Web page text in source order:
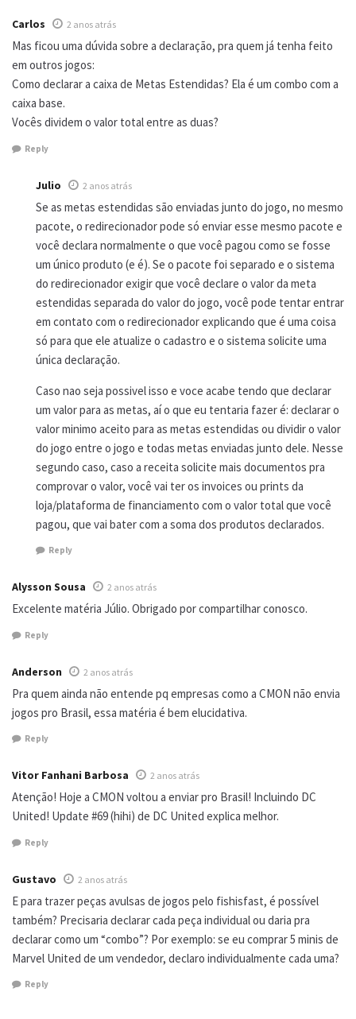
Carlos 2 anos atrás
Mas ficou uma dúvida sobre a declaração, pra quem já tenha feito
em outros jogos:
Como declarar a caixa de Metas Estendidas? Ela é um combo com a
caixa base.
Vocês dividem o valor total entre as duas?
Reply
Julio 2 anos atrás
Se as metas estendidas são enviadas junto do jogo, no mesmo
pacote, o redirecionador pode só enviar esse mesmo pacote e
você declara normalmente o que você pagou como se fosse
um único produto (e é). Se o pacote foi separado e o sistema
do redirecionador exigir que você declare o valor da meta
estendidas separada do valor do jogo, você pode tentar entrar
em contato com o redirecionador explicando que é uma coisa
só para que ele atualize o cadastro e o sistema solicite uma
única declaração.
Caso nao seja possivel isso e voce acabe tendo que declarar
um valor para as metas, aí o que eu tentaria fazer é: declarar o
valor minimo aceito para as metas estendidas ou dividir o valor
do jogo entre o jogo e todas metas enviadas junto dele. Nesse
segundo caso, caso a receita solicite mais documentos pra
comprovar o valor, você vai ter os invoices ou prints da
loja/plataforma de financiamento com o valor total que você
pagou, que vai bater com a soma dos produtos declarados.
Reply
Alysson Sousa 2 anos atrás
Excelente matéria Júlio. Obrigado por compartilhar conosco.
Reply
Anderson 2 anos atrás
Pra quem ainda não entende pq empresas como a CMON não envia
jogos pro Brasil, essa matéria é bem elucidativa.
Reply
Vitor Fanhani Barbosa 2 anos atrás
Atenção! Hoje a CMON voltou a enviar pro Brasil! Incluindo DC
United! Update #69 (hihi) de DC United explica melhor.
Reply
Gustavo 2 anos atrás
E para trazer peças avulsas de jogos pelo fishisfast, é possível
também? Precisaria declarar cada peça individual ou daria pra
declarar como um “combo”? Por exemplo: se eu comprar 5 minis de
Marvel United de um vendedor, declaro individualmente cada uma?
Reply